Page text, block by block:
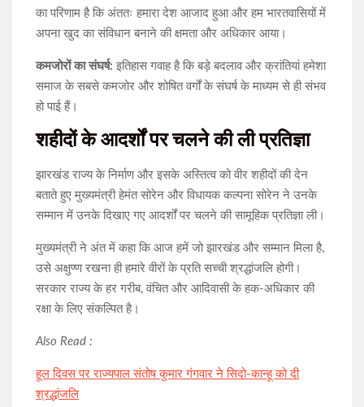
का परिणाम है कि अंततः हमारा देश आजाद हुआ और हम भारतवासियों में
अपना खुद का संविधान बनाने की क्षमता और अधिकार आया।
कमजोरों का संघर्ष: इतिहास गवाह है कि बड़े बदलाव और क्रांतियां हमेशा
समाज के सबसे कमजोर और शोषित वर्गों के संघर्ष के माध्यम से ही संभव
हो पाई हैं।
शहीदों के आदर्शों पर चलने की ली प्रतिज्ञा
​झारखंड राज्य के निर्माण और इसके अस्तित्व को वीर शहीदों की देन
बताते हुए मुख्यमंत्री हेमंत सोरेन और विधायक कल्पना सोरेन ने उनके
सम्मान में उनके दिखाए गए आदर्शों पर चलने की सामूहिक प्रतिज्ञा ली।
​मुख्यमंत्री ने अंत में कहा कि आज हमें जो झारखंड और सम्मान मिला है,
उसे अक्षुण्ण रखना ही हमारे वीरों के प्रति सच्ची श्रद्धांजलि होगी।
सरकार राज्य के हर गरीब, वंचित और आदिवासी के हक-अधिकार की
रक्षा के लिए संकल्पित है।
Also Read :
हूल दिवस पर राज्यपाल संतोष कुमार गंगवार ने सिदो-कान्हू को दी
श्रद्धांजलि